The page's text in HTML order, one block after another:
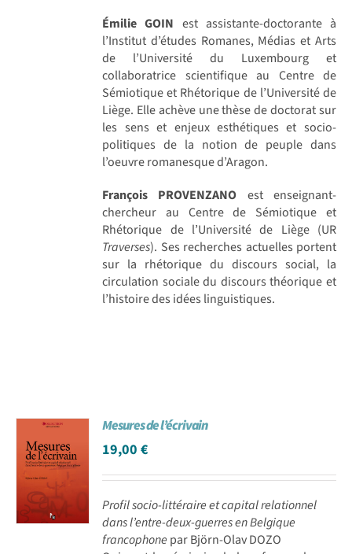
Émilie GOIN est assistante-doctorante à
l’Institut d’études Romanes, Médias et Arts
de l’Université du Luxembourg et
collaboratrice scientifique au Centre de
Sémiotique et Rhétorique de l’Université de
Liège. Elle achève une thèse de doctorat sur
les sens et enjeux esthétiques et socio-
politiques de la notion de peuple dans
l’oeuvre romanesque d’Aragon.
François PROVENZANO est enseignant-
chercheur au Centre de Sémiotique et
Rhétorique de l’Université de Liège (UR
Traverses). Ses recherches actuelles portent
sur la rhétorique du discours social, la
circulation sociale du discours théorique et
l’histoire des idées linguistiques.
Mesures de l’écrivain
19,00€
Profil socio-littéraire et capital relationnel
dans l’entre-deux-guerres en Belgique
francophone par Björn-Olav DOZO